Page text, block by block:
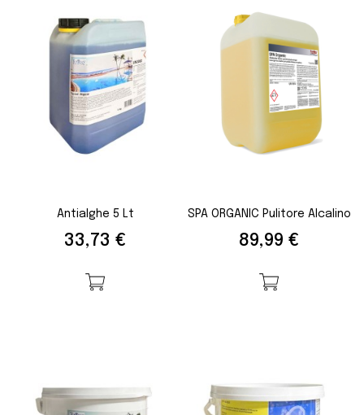
Antialghe 5 Lt
Prezzo
33,73 €
SPA ORGANIC Pulitore Alcalino
Prezzo
89,99 €